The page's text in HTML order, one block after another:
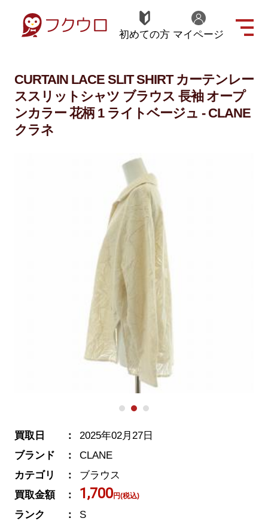
初めての方 マイページ
CURTAIN LACE SLIT SHIRT カーテンレー
ススリットシャツ ブラウス 長袖 オープ
ンカラー 花柄 1 ライトベージュ - CLANE
クラネ
買取日
2025年02月27日
ブランド
CLANE
カテゴリ
ブラウス
買取金額
1,700円(税込)
ランク
S